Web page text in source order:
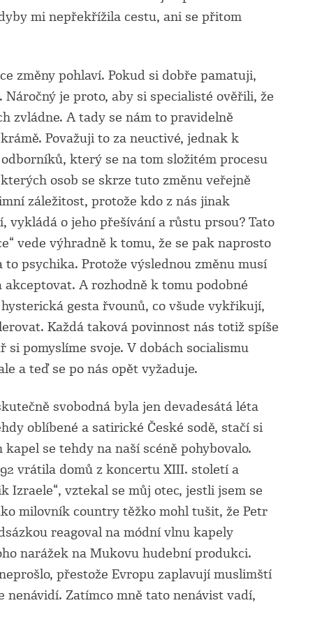
mi nepřekřížila cestu, ani se přitom
změny pohlaví. Pokud si dobře pamatuji,
je proto, aby si specialisté ověřili, že
zvládne. A tady se nám to pravidelně
Považuji to za neuctivé, jednak k
který se na tom složitém procesu
osob se skrze tuto změnu veřejně
záležitost, protože kdo z nás jinak
vykládá o jeho přešívání a růstu prsou? Tato
vede výhradně k tomu, že se pak naprosto
psychika. Protože výslednou změnu musí
A rozhodně k tomu podobné
gesta řvounů, co všude vykřikují,
Každá taková povinnost nás totiž spíše
pomyslíme svoje. V dobách socialismu
a teď se po nás opět vyžaduje.
svobodná byla jen devadesátá léta
oblíbené a satirické České sodě, stačí si
se tehdy na naší scéně pohybovalo.
vrátila domů z koncertu XIII. století a
Izraele“, vztekal se můj otec, jestli jsem se
milovník country těžko mohl tušit, že Petr
reagoval na módní vlnu kapely
narážek na Mukovu hudební produkci.
přestože Evropu zaplavují muslimští
Zatímco mně tato nenávist vadí,